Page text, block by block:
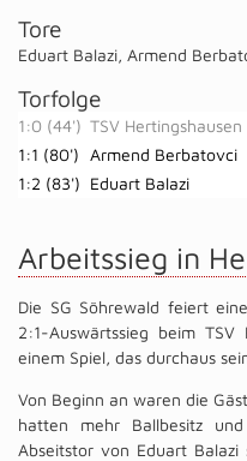
Tore
Eduart Balazi, Armend
Torfolge
1:0 (44') TSV Hertingshausen
1:1 (80') Armend Berbatovci
1:2 (83') Eduart Balazi
Arbeitssieg in
Die SG Söhrewald feiert
2:1-Auswärtssieg beim
einem Spiel, das durchaus
Von Beginn an waren die
hatten mehr Ballbesitz
Abseitstor von Eduart